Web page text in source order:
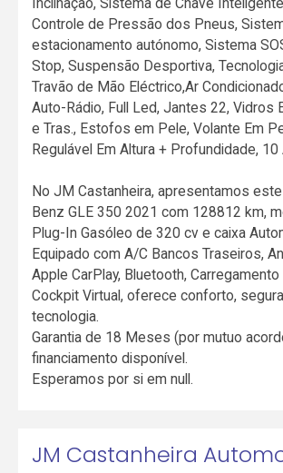
Controle de Pressão dos Pneus,
estacionamento autónomo, Sistema
Stop, Suspensão Desportiva,
Travão de Mão Eléctrico,Ar
Auto-Rádio, Full Led, Jantes 22, Vidros
e Tras., Estofos em Pele, Volante Em
Regulável Em Altura + Profundidade, 10
No JM Castanheira, apresentamos
Benz GLE 350 2021 com 128812 km,
Plug-In Gasóleo de 320 cv e caixa
Equipado com A/C Bancos Traseiros,
Apple CarPlay, Bluetooth,
Cockpit Virtual, oferece conforto,
tecnologia.
Garantia de 18 Meses (por mutuo
financiamento disponível.
Esperamos por si em null.
JM Castanheira